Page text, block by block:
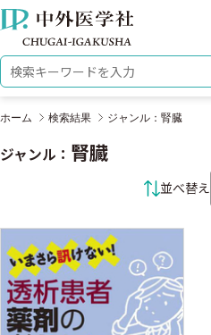
株式会社 中外医学社
検索キーワード
ホーム 検索結果 ジャンル：腎臓
ジャンル： 腎臓
並べ替え